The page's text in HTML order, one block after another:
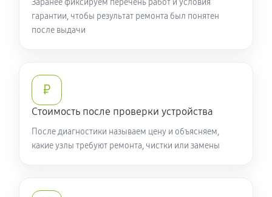
Замена видеочипа ноутбука Acer P2 TMP2155232WA
2250 руб
Ремонт подсветки ноутбука Acer P2 TMP2155232WA
1080 руб 90 минут
Заранее фиксируем перечень работ и условия
гарантии, чтобы результат ремонта был понятен
после выдачи
₽
Стоимость после проверки устройства
После диагностики называем цену и объясняем,
какие узлы требуют ремонта, чистки или замены